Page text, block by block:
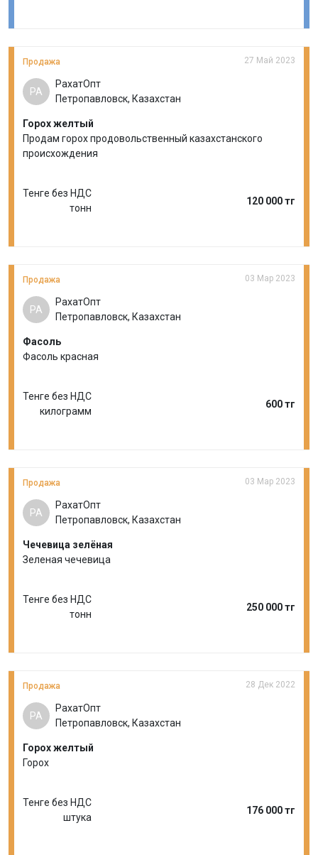
Продажа 27 Май 2023
РА
РахатОпт
Петропавловск, Казахстан
Горох желтый
Продам горох продовольственный казахстанского
происхождения
Тенге без НДС
тонн
120 000 тг
Продажа 03 Мар 2023
РА
РахатОпт
Петропавловск, Казахстан
Фасоль
Фасоль красная
Тенге без НДС
килограмм
600 тг
Продажа 03 Мар 2023
РА
РахатОпт
Петропавловск, Казахстан
Чечевица зелёная
Зеленая чечевица
Тенге без НДС
тонн
250 000 тг
Продажа 28 Дек 2022
РА
РахатОпт
Петропавловск, Казахстан
Горох желтый
Горох
Тенге без НДС
штука
176 000 тг